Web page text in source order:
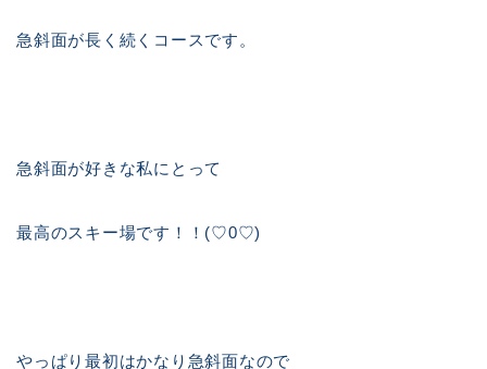
急斜面が長く続くコースです。
急斜面が好きな私にとって
最高のスキー場です！！(♡0♡)
やっぱり最初はかなり急斜面なので